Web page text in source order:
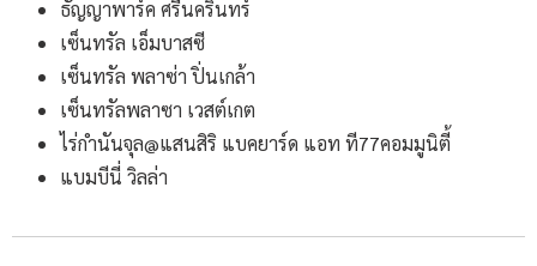
ธัญญาพาร์ค ศรีนครินทร์
เซ็นทรัล เอ็มบาสซี
เซ็นทรัล พลาซ่า ปิ่นเกล้า
เซ็นทรัลพลาซา เวสต์เกต
ไร่กำนันจุล@แสนสิริ แบคยาร์ด แอท ที77คอมมูนิตี้
แบมบีนี่ วิลล่า